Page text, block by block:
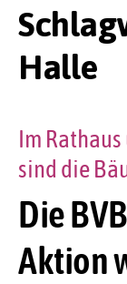
Halle
Die
Aktion
Im
sind die